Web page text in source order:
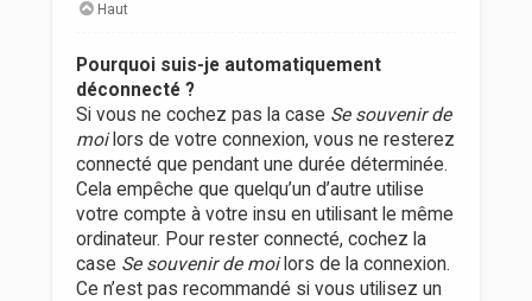
Haut
Pourquoi suis-je automatiquement
déconnecté ?
Si vous ne cochez pas la case Se souvenir de
moilors de votre connexion, vous ne resterez
connecté que pendant une durée déterminée.
Cela empêche que quelqu’un d’autre utilise
votre compte à votre insu en utilisant le même
ordinateur. Pour rester connecté, cochez la
case Se souvenir de moilors de la connexion.
Ce n’est pas recommandé si vous utilisez un